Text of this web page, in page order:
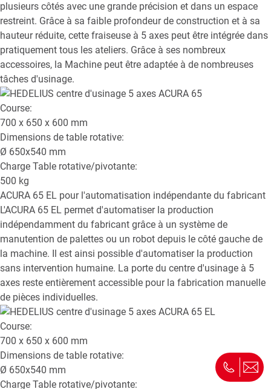
plusieurs côtés avec une grande précision et dans un espace
restreint. Grâce à sa faible profondeur de construction et à sa
hauteur réduite, cette fraiseuse à 5 axes peut être intégrée dans
pratiquement tous les ateliers. Grâce à ses nombreux
accessoires, la Machine peut être adaptée à de nombreuses
tâches d'usinage.
Course:
700 x 650 x 600 mm
Dimensions de table rotative:
Ø 650x540 mm
Charge Table rotative/pivotante:
500 kg
ACURA 65 EL pour l'automatisation indépendante du fabricant
L'ACURA 65 EL permet d'automatiser la production
indépendamment du fabricant grâce à un système de
manutention de palettes ou un robot depuis le côté gauche de
la machine. Il est ainsi possible d'automatiser la production
sans intervention humaine. La porte du centre d'usinage à 5
axes reste entièrement accessible pour la fabrication manuelle
de pièces individuelles.
Course:
700 x 650 x 600 mm
Dimensions de table rotative:
Ø 650x540 mm
Charge Table rotative/pivotante: